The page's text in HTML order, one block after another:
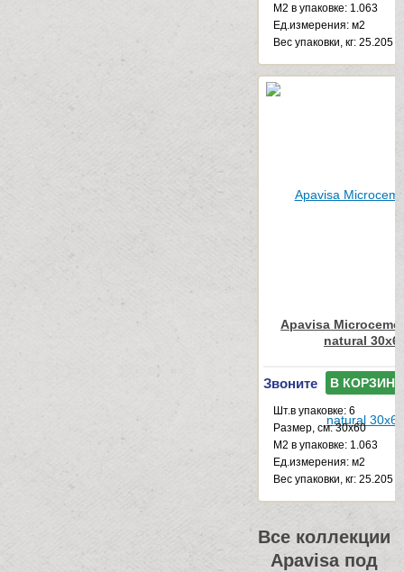
М2 в упаковке: 1.063
Ед.измерения: м2
Веc упаковки, кг: 25.205
Apavisa
natural
Звоните В КОРЗИНУ
Шт.в упаковке: 6
Размер, см: 30x60
М2 в упаковке: 1.063
Ед.измерения: м2
Веc упаковки, кг: 25.205
Все коллекции
Apavisa под